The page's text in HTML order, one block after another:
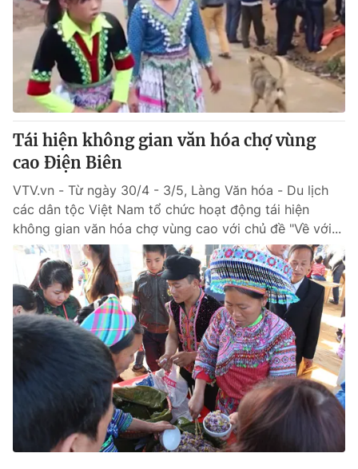
Tái hiện không gian văn hóa chợ vùng
cao Điện Biên
VTV.vn - Từ ngày 30/4 - 3/5, Làng Văn hóa - Du lịch
các dân tộc Việt Nam tổ chức hoạt động tái hiện
không gian văn hóa chợ vùng cao với chủ đề "Về với...